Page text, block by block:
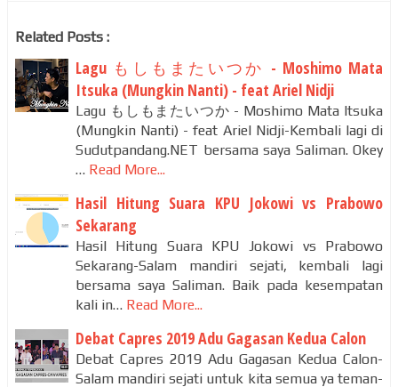
Related Posts :
Lagu もしもまたいつか - Moshimo Mata
Itsuka (Mungkin Nanti) - feat Ariel Nidji
Lagu もしもまたいつか - Moshimo Mata Itsuka
(Mungkin Nanti) - feat Ariel Nidji-Kembali lagi di
Sudutpandang.NET bersama saya Saliman. Okey
… Read More...
Hasil Hitung Suara KPU Jokowi vs Prabowo
Sekarang
Hasil Hitung Suara KPU Jokowi vs Prabowo
Sekarang-Salam mandiri sejati, kembali lagi
bersama saya Saliman. Baik pada kesempatan
kali in… Read More...
Debat Capres 2019 Adu Gagasan Kedua Calon
Debat Capres 2019 Adu Gagasan Kedua Calon-
Salam mandiri sejati untuk kita semua ya teman-